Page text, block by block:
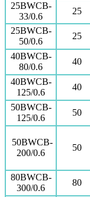
25BWCB-
33/0.6
25
25BWCB-
50/0.6
25
40BWCB-
80/0.6
40
40BWCB-
125/0.6
40
50BWCB-
125/0.6
50
50BWCB-
200/0.6
50
80BWCB-
300/0.6
80